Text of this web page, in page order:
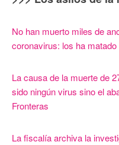
No han muerto miles de
coronavirus: los ha
La causa de la muerte de
sido ningún virus sino el
Fronteras
La fiscalía archiva la